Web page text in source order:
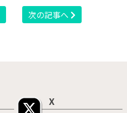
次の記事へ
X